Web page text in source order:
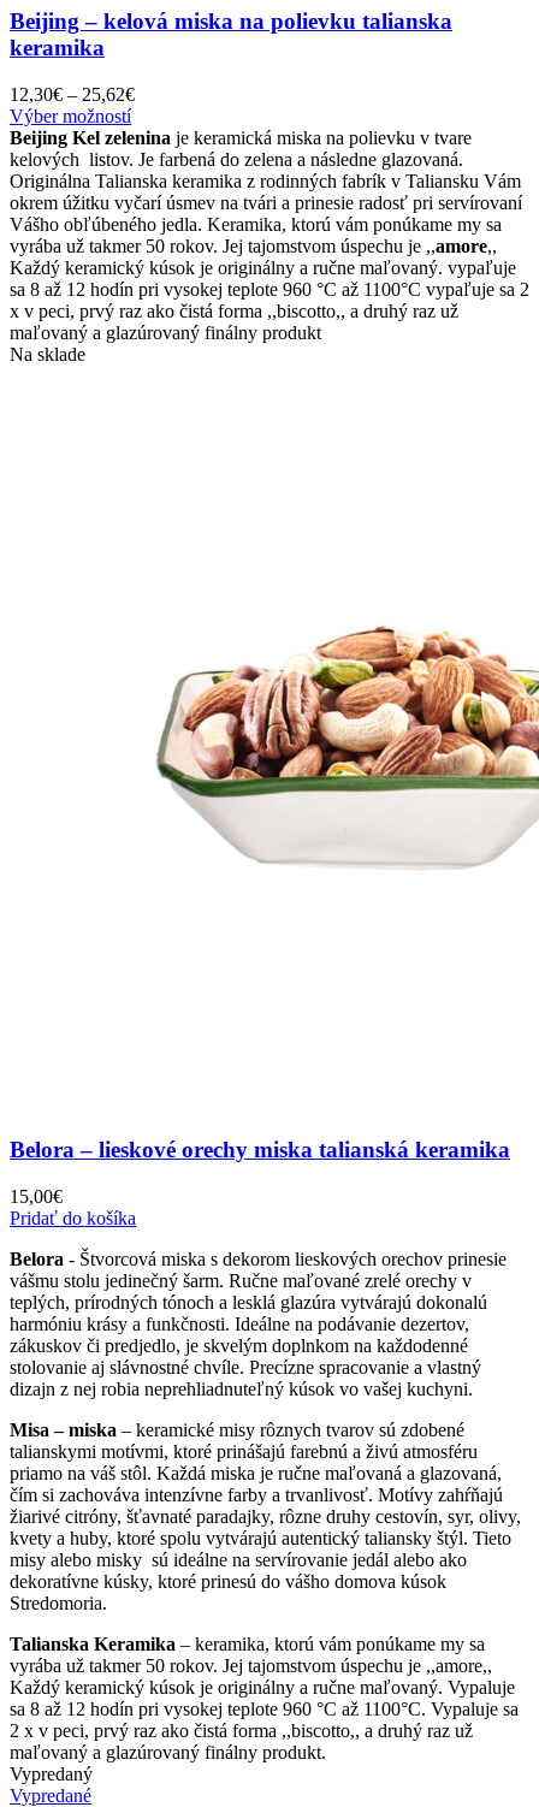
Beijing – kelová miska na polievku talianska
keramika
12,30€ – 25,62€Price
12,30€
through
25,62€
Výber možnostíTento
produkt
má
viacero
variantov.
Možnosti
si
môžete
vybrať
na
stránke
Beijing Kel zelenina je keramická miska na polievku v tvare
kelových listov. Je farbená do zelena a následne glazovaná.
Originálna Talianska keramika z rodinných fabrík v Taliansku Vám
okrem úžitku vyčarí úsmev na tvári a prinesie radosť pri servírovaní
Vášho obľúbeného jedla. Keramika, ktorú vám ponúkame my sa
vyrába už takmer 50 rokov. Jej tajomstvom úspechu je ,,amore,,
Každý keramický kúsok je originálny a ručne maľovaný. vypaľuje
sa 8 až 12 hodín pri vysokej teplote 960 °C až 1100°C vypaľuje sa 2
x v peci, prvý raz ako čistá forma ,,biscotto,, a druhý raz už
maľovaný a glazúrovaný finálny produkt
Na sklade
Belora – lieskové orechy miska talianská keramika
15,00€
Pridať do košíka
Belora - Štvorcová miska s dekorom lieskových orechov prinesie
vášmu stolu jedinečný šarm. Ručne maľované zrelé orechy v
teplých, prírodných tónoch a lesklá glazúra vytvárajú dokonalú
harmóniu krásy a funkčnosti. Ideálne na podávanie dezertov,
zákuskov či predjedlo, je skvelým doplnkom na každodenné
stolovanie aj slávnostné chvíle. Precízne spracovanie a vlastný
dizajn z nej robia neprehliadnuteľný kúsok vo vašej kuchyni.
Misa – miska – keramické misy rôznych tvarov sú zdobené
talianskymi motívmi, ktoré prinášajú farebnú a živú atmosféru
priamo na váš stôl. Každá miska je ručne maľovaná a glazovaná,
čím si zachováva intenzívne farby a trvanlivosť. Motívy zahŕňajú
žiarivé citróny, šťavnaté paradajky, rôzne druhy cestovín, syr, olivy,
kvety a huby, ktoré spolu vytvárajú autentický taliansky štýl. Tieto
misy alebo misky sú ideálne na servírovanie jedál alebo ako
dekoratívne kúsky, ktoré prinesú do vášho domova kúsok
Stredomoria.
Talianska Keramika – keramika, ktorú vám ponúkame my sa
vyrába už takmer 50 rokov. Jej tajomstvom úspechu je ,,amore,,
Každý keramický kúsok je originálny a ručne maľovaný. Vypaluje
sa 8 až 12 hodín pri vysokej teplote 960 °C až 1100°C. Vypaluje sa
2 x v peci, prvý raz ako čistá forma ,,biscotto,, a druhý raz už
maľovaný a glazúrovaný finálny produkt.
Vypredaný
Vypredané